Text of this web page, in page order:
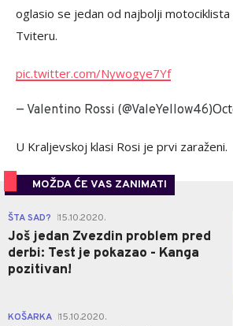
oglasio se jedan od najbolji motociklista
Tviteru.
pic.twitter.com/Nywogye7Yf
— Valentino Rossi (@ValeYellow46)
U Kraljevskoj klasi Rosi je prvi zaraženi.
MOŽDA ĆE VAS ZANIMATI
ŠTA SAD? 15.10.2020.
Još jedan Zvezdin problem pred
derbi: Test je pokazao - Kanga
pozitivan!
KOŠARKA 15.10.2020.